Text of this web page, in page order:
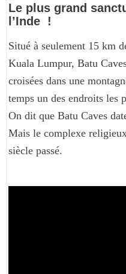
Le plus grand
l’Inde !
Situé à seulement 15 km
Kuala Lumpur, Batu
croisées dans une
temps un des endroits les
On dit que Batu Caves
Mais le complexe
siècle passé.